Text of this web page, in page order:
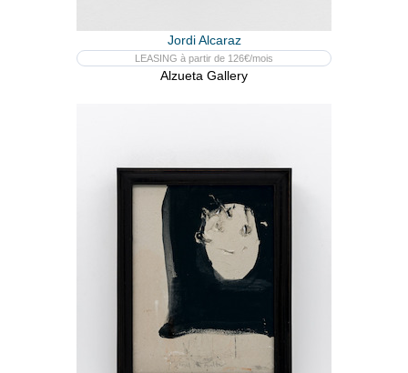
Jordi Alcaraz
LEASING à partir de 126€/mois
Alzueta Gallery